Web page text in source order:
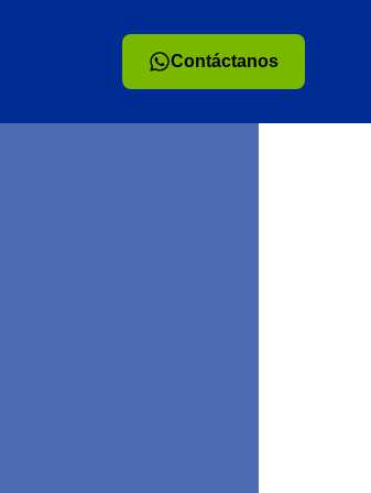
Contáctanos